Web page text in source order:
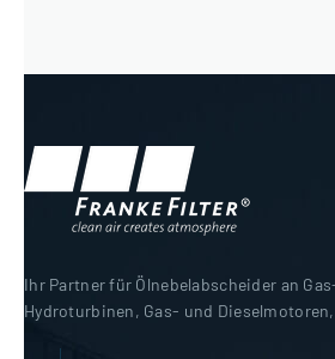
Ihr Partner für Ölnebelabscheider an
Hydroturbinen, Gas- und